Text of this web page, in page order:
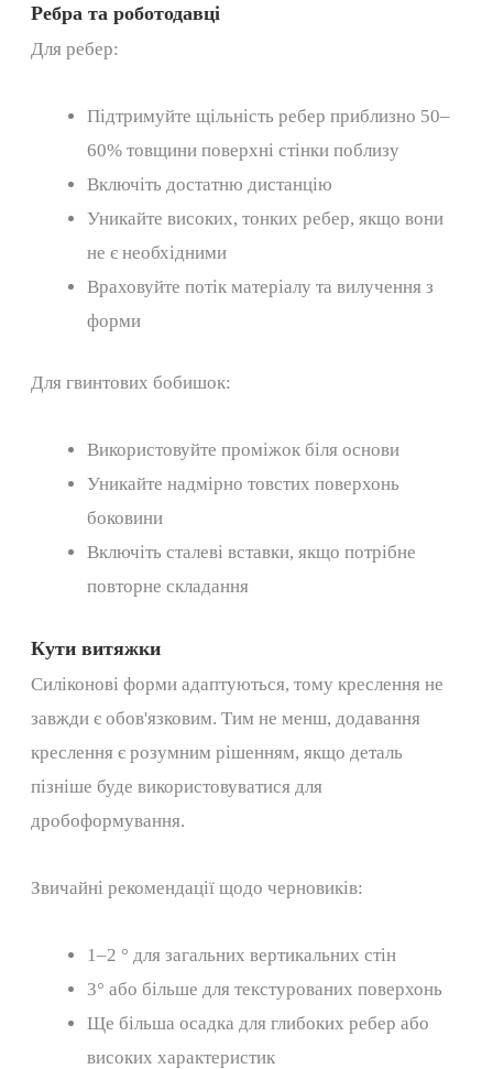
Ребра та роботодавці
Для ребер:
Підтримуйте щільність ребер приблизно 50–
60% товщини поверхні стінки поблизу
Включіть достатню дистанцію
Уникайте високих, тонких ребер, якщо вони
не є необхідними
Враховуйте потік матеріалу та вилучення з
форми
Для гвинтових бобишок:
Використовуйте проміжок біля основи
Уникайте надмірно товстих поверхонь
боковини
Включіть сталеві вставки, якщо потрібне
повторне складання
Кути витяжки
Силіконові форми адаптуються, тому креслення не
завжди є обов'язковим. Тим не менш, додавання
креслення є розумним рішенням, якщо деталь
пізніше буде використовуватися для
дробоформування.
Звичайні рекомендації щодо черновиків:
1–2 ° для загальних вертикальних стін
3° або більше для текстурованих поверхонь
Ще більша осадка для глибоких ребер або
високих характеристик